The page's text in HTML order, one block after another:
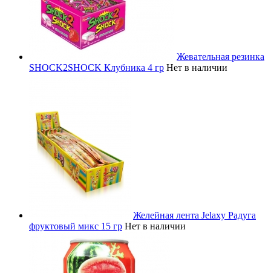
Жевательная резинка
SHOCK2SHOCK Клубника 4 гр Нет в наличии
Желейная лента Jelaxy Радуга
фруктовый микс 15 гр Нет в наличии